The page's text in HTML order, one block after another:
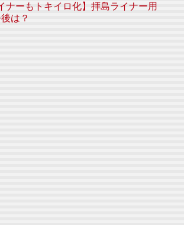
ナーもトキイロ化】拝島ライナー用
は？